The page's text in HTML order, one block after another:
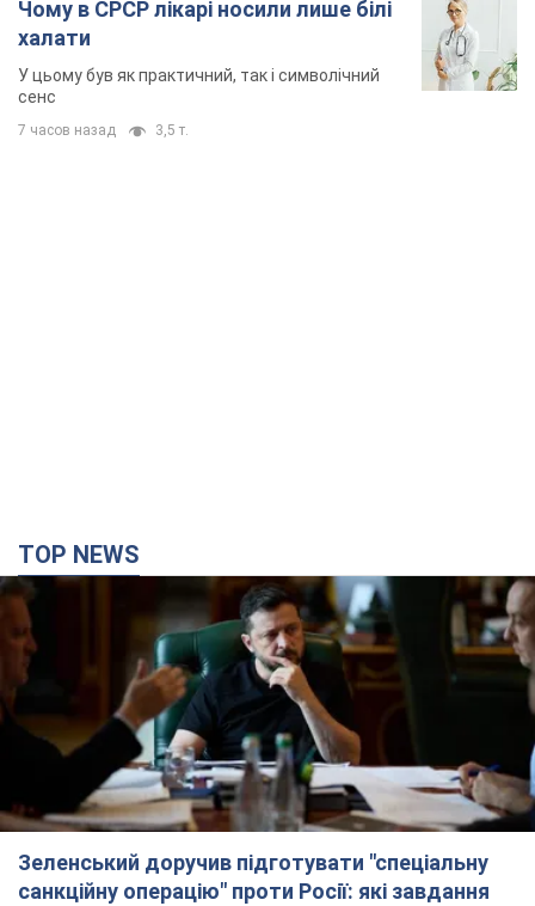
Чому в СРСР лікарі носили лише білі
халати
У цьому був як практичний, так і символічний
сенс
7 часов назад 3,5 т.
TOP NEWS
Зеленський доручив підготувати "спеціальну
санкційну операцію" проти Росії: які завдання